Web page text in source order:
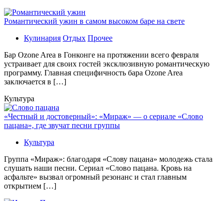
Романтический ужин в самом высоком баре на свете
Кулинария Отдых Прочее
Бaр Ozone Area в Гонконге на протяжении всего февраля
устраивает для своих гостей эксклюзивную романтическую
программу. Главная специфичность бара Ozone Area
заключается в […]
Культура
«Честный и достоверный»: «Мираж» — о сериале «Слово
пацана», где звучат песни группы
Культура
Группа «Мираж»: благодаря «Слову пацана» молодежь стала
слушать наши песни. Сериал «Слово пацана. Кровь на
асфальте» вызвал огромный резонанс и стал главным
открытием […]